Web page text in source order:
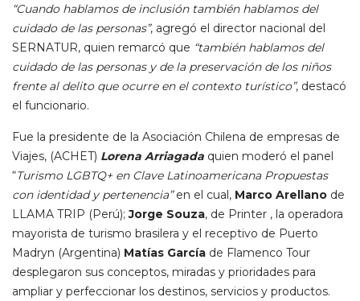
“Cuando hablamos de inclusión también hablamos del
cuidado de las personas”, agregó el director nacional del
SERNATUR, quien remarcó que “también hablamos del
cuidado de las personas y de la preservación de los niños
frente al delito que ocurre en el contexto turístico”, destacó
el funcionario.
Fue la presidente de la Asociación Chilena de empresas de
Viajes, (ACHET) Lorena Arriagada quien moderó el panel
“Turismo LGBTQ+ en Clave Latinoamericana Propuestas
con identidad y pertenencia”en el cual, Marco Arellano de
LLAMA TRIP (Perú);Jorge Souza, de Printer , la operadora
mayorista de turismo brasilera y el receptivo de Puerto
Madryn (Argentina) Matías García de Flamenco Tour
desplegaron sus conceptos, miradas y prioridades para
ampliar y perfeccionar los destinos, servicios y productos.